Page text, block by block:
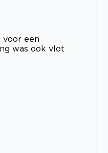
voor een
was ook vlot